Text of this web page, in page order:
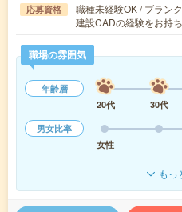
応募資格
職種未経験OK / ブラン
建設CADの経験をお持
職場の雰囲気
年齢層
20代
30代
男女比率
女性
もっ